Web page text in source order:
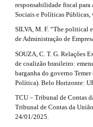
responsabilidade fiscal
Sociais e Políticas Públicas,
SILVA, M. F. “The political
de Administração de
SOUZA, C. T. G. Relações
de coalizão brasileiro:
barganha do governo
Política). Belo Horizonte:
TCU – Tribunal de Contas
Tribunal de Contas da
24/01/2025.